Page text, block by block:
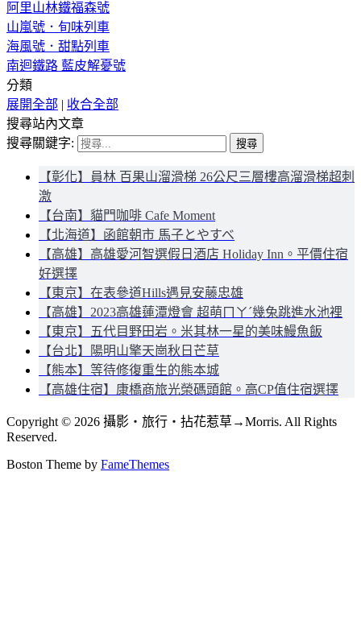
阿里山林鐵福森號
山嵐號．旬味列車
海風號．甜點列車
南迴鐵路 藍皮解憂號
分類
展開全部 | 收合全部
搜尋站內文章
搜尋關鍵字:
【彰化】員林 百果山溜滑梯 26公尺三層樓高溜滑梯超刺
激
【台南】貓門咖啡 Cafe Moment
【北海道】函館朝市 馬子とやすべ
【高雄】高雄愛河智選假日酒店 Holiday Inn。平價住宿
好選擇
【東京】在表參道Hills遇見安藤忠雄
【高雄】2023高雄蓮潭燈會 超萌ㄇㄚˊ幾兔跳進水池裡
【東京】五代目野田岩。米其林一星的美味鰻魚飯
【台北】陽明山擎天崗秋日芒草
【熊本】等待修復重生的熊本城
【高雄住宿】康橋商旅光榮碼頭館。高CP值住宿選擇
Copyright © 2026 攝影‧旅行‧拈花惹草→Morris. All Rights
Reserved.
Boston Theme by FameThemes